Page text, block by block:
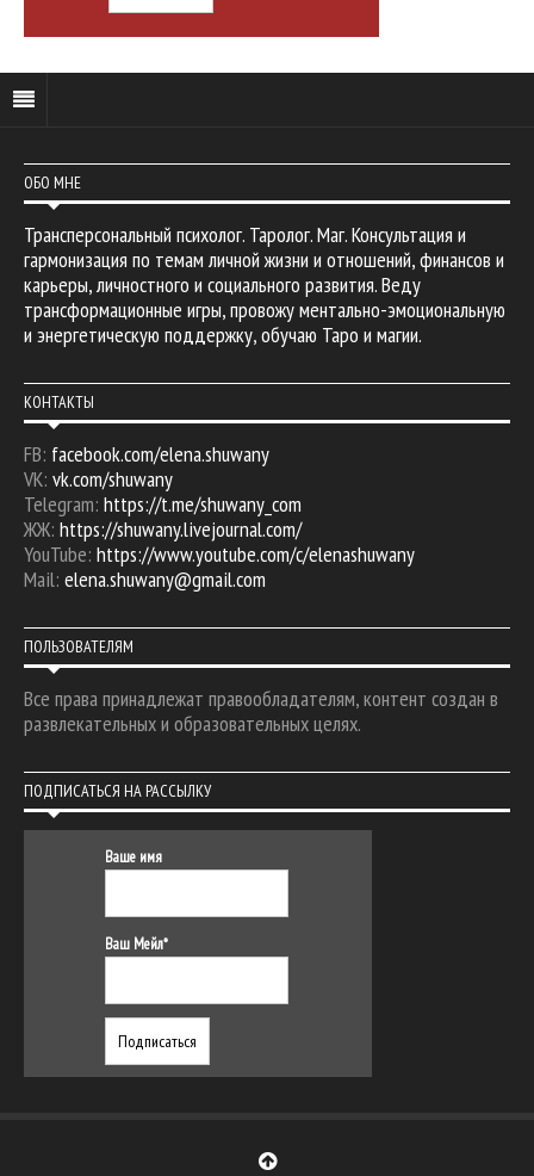
ОБО МНЕ
Трансперсональный психолог. Таролог. Маг. Консультация и
гармонизация по темам личной жизни и отношений, финансов и
карьеры, личностного и социального развития. Веду
трансформационные игры, провожу ментально-эмоциональную
и энергетическую поддержку, обучаю Таро и магии.
КОНТАКТЫ
FB: facebook.com/elena.shuwany
VK: vk.com/shuwany
Telegram: https://t.me/shuwany_com
ЖЖ: https://shuwany.livejournal.com/
YouTube: https://www.youtube.com/c/elenashuwany
Mail: elena.shuwany@gmail.com
ПОЛЬЗОВАТЕЛЯМ
Все права принадлежат правообладателям, контент создан в
развлекательных и образовательных целях.
ПОДПИСАТЬСЯ НА РАССЫЛКУ
Ваше имя
Ваш Мейл*